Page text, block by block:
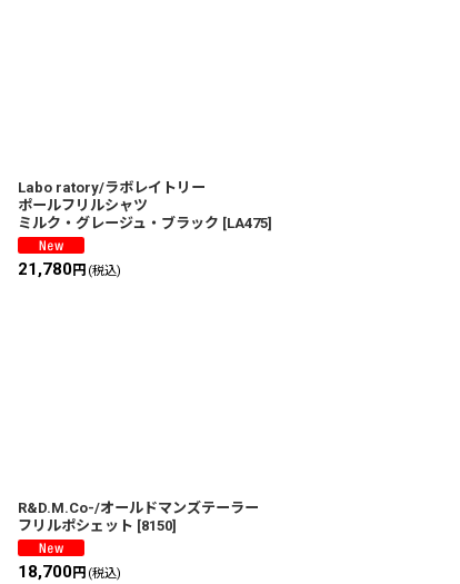
Labo ratory/ラボレイトリー
ポールフリルシャツ
ミルク・グレージュ・ブラック [LA475]
21,780円 (税込)
R&D.M.Co-/オールドマンズテーラー
フリルポシェット [8150]
18,700円 (税込)